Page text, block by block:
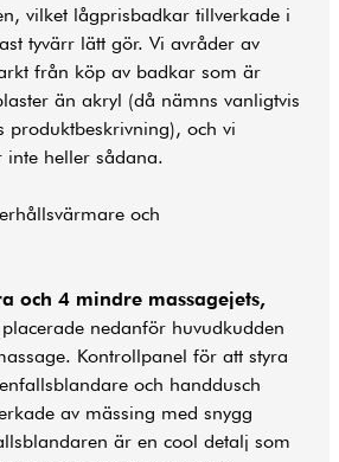
vilket lågprisbadkar tillverkade i
tyvärr lätt gör. Vi avråder av
från köp av badkar som är
än akryl (då nämns vanligtvis
produktbeskrivning), och vi
heller sådana.
och
och 4 mindre massagejets,
nedanför huvudkudden
Kontrollpanel för att styra
och handdusch
av mässing med snygg
är en cool detalj som